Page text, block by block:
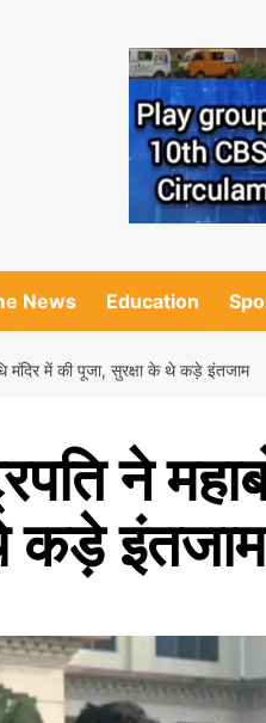
News Education
मंदिर में की पूजा, सुरक्षा के थे कड़े इंतजाम
ने
कड़े इंतजाम